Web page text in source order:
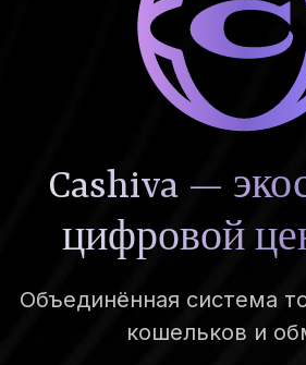
Cashiva —
цифровой
Объединённая система
кошельков и